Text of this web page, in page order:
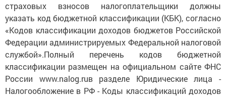
страховых взносов налогоплательщики должны
указать код бюджетной классификации (КБК), согласно
«Кодов классификации доходов бюджетов Российской
Федерации администрируемых Федеральной налоговой
службой».Полный перечень кодов бюджетной
классификации размещен на официальном сайте ФНС
России www.nalog.ruв разделе Юридические лица -
Налогообложение в РФ - Коды классификаций доходов